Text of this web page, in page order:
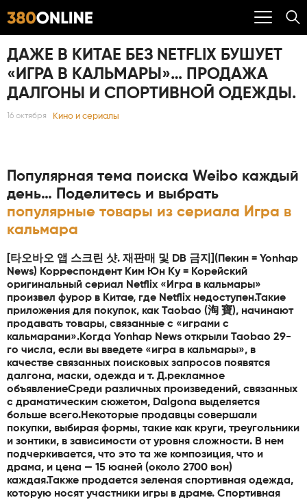
ДАЖЕ В КИТАЕ БЕЗ NETFLIX БУШУЕТ
«ИГРА В КАЛЬМАРЫ»… ПРОДАЖА
ДАЛГОНЫ И СПОРТИВНОЙ ОДЕЖДЫ.
16 октября Кино и сериалы
Популярная тема поиска Weibo каждый
день… Поделитесь и выбрать
популярные товары из сериала Игра в
кальмара
[타오바오 앱 스크린 샷. 재판매 및 DB 금지](Пекин = Yonhap
News) Корреспондент Ким Юн Ку = Корейский
оригинальный сериал Netflix «Игра в кальмары»
произвел фурор в Китае, где Netflix недоступен.Такие
приложения для покупок, как Taobao (淘 寶), начинают
продавать товары, связанные с «играми с
кальмарами».Когда Yonhap News открыли Taobao 29-
го числа, если вы введете «игра в кальмары», в
качестве связанных поисковых запросов появятся
далгона, маски, одежда и т. Д.рекламное
объявлениеСреди различных произведений, связанных
с драматическим сюжетом, Dalgona выделяется
больше всего.Некоторые продавцы совершали
покупки, выбирая формы, такие как круги, треугольники
и зонтики, в зависимости от уровня сложности. В нем
подчеркивается, что это та же композиция, что и
драма, и цена — 15 юаней (около 2700 вон)
каждая.Также продается зеленая спортивная одежда,
которую носят участники игры в драме. Спортивная